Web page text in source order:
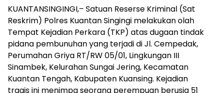
KUANTANSINGINGI,– Satuan Reserse Kriminal (Sat
Reskrim) Polres Kuantan Singingi melakukan olah
Tempat Kejadian Perkara (TKP) atas dugaan tindak
pidana pembunuhan yang terjadi di Jl. Cempedak,
Perumahan Griya RT/RW 05/01, Lingkungan III
Sinambek, Kelurahan Sungai Jering, Kecamatan
Kuantan Tengah, Kabupaten Kuansing. Kejadian
tragis ini menimpa seorang perempuan berusia 51